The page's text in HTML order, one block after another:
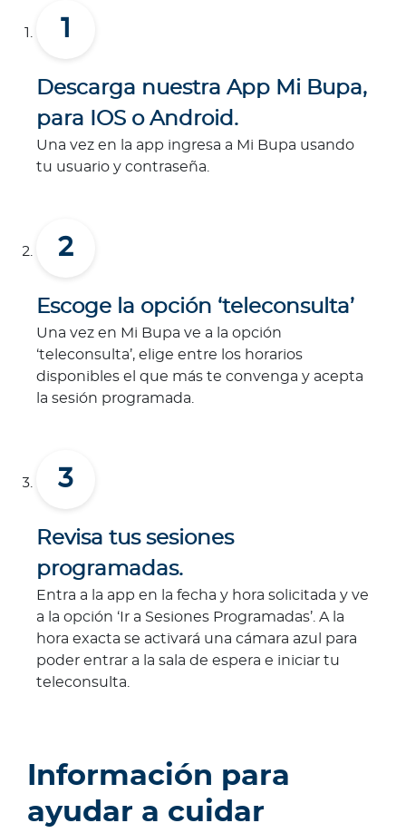
Descarga nuestra App Mi Bupa,
para IOS o Android.
Una vez en la app ingresa a Mi Bupa usando
tu usuario y contraseña.
Escoge la opción ‘teleconsulta’
Una vez en Mi Bupa ve a la opción
‘teleconsulta’, elige entre los horarios
disponibles el que más te convenga y acepta
la sesión programada.
Revisa tus sesiones
programadas.
Entra a la app en la fecha y hora solicitada y ve
a la opción ‘Ir a Sesiones Programadas’. A la
hora exacta se activará una cámara azul para
poder entrar a la sala de espera e iniciar tu
teleconsulta.
Información para
ayudar a cuidar